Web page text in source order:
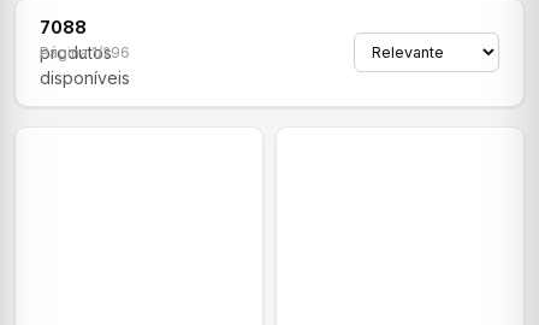
7088
produtos
disponíveis
Página 1/296